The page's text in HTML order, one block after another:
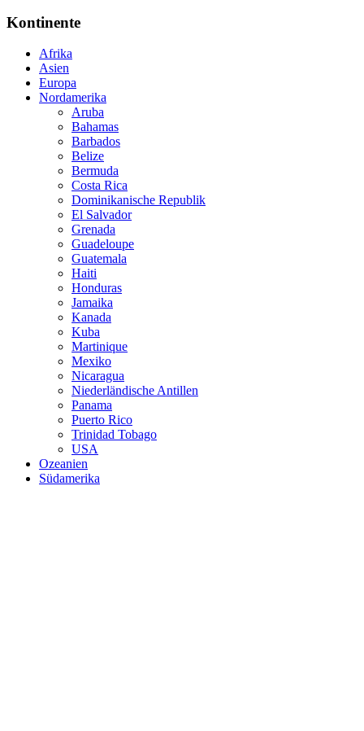
Kontinente
Afrika
Asien
Europa
Nordamerika
Aruba
Bahamas
Barbados
Belize
Bermuda
Costa Rica
Dominikanische Republik
El Salvador
Grenada
Guadeloupe
Guatemala
Haiti
Honduras
Jamaika
Kanada
Kuba
Martinique
Mexiko
Nicaragua
Niederländische Antillen
Panama
Puerto Rico
Trinidad Tobago
USA
Ozeanien
Südamerika